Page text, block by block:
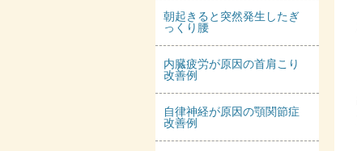
朝起きると突然発生したぎ
っくり腰
内臓疲労が原因の首肩こり
改善例
自律神経が原因の顎関節症
改善例